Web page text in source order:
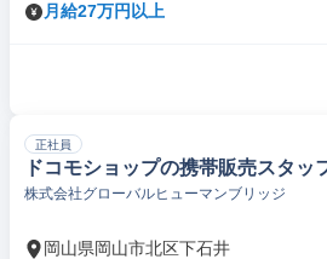
月給27万円以上
正社員
ドコモショップの携帯販売スタッ
株式会社グローバルヒューマンブリッジ
岡山県岡山市北区下石井